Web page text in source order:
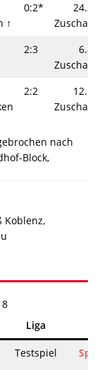
↑
0:2*
2:3
2:2
nach
Block,
Koblenz,
Liga
Testspiel